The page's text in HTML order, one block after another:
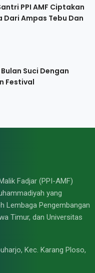
PPI AMF Ciptakan
Dari Ampas Tebu Dan
Bulan Suci Dengan
Festival
Fadjar (PPI-AMF)
yang
Lembaga Pengembangan
Timur, dan Universitas
Kec. Karang Ploso,